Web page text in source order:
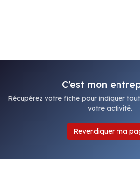
C'est mon
Récupérez votre fiche pour indiquer
votre activité.
Revendiquer ma